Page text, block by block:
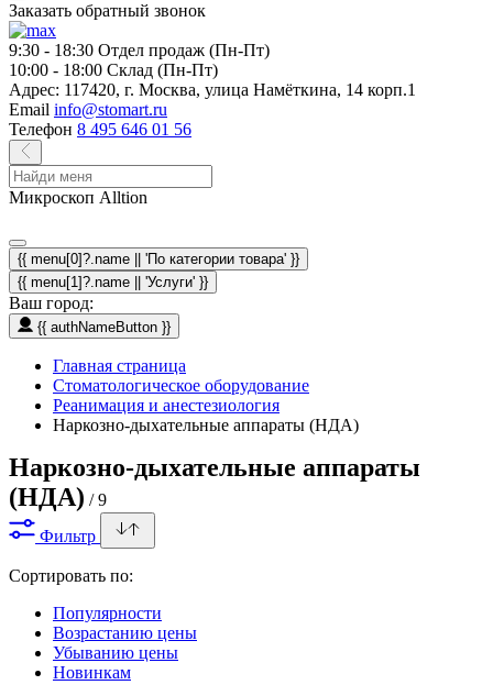
Заказать обратный звонок
9:30 - 18:30 Отдел продаж (Пн-Пт)
10:00 - 18:00 Склад (Пн-Пт)
Адрес: 117420, г. Москва, улица Намёткина, 14 корп.1
Email info@stomart.ru
Телефон 8 495 646 01 56
Микроскоп Alltion
{{ menu[0]?.name || 'По категории товара' }}
{{ menu[1]?.name || 'Услуги' }}
Ваш город:
{{ authNameButton }}
Главная страница
Стоматологическое оборудование
Реанимация и анестезиология
Наркозно-дыхательные аппараты (НДА)
Наркозно-дыхательные аппараты
(НДА) / 9
Фильтр
Сортировать по:
Популярности
Возрастанию цены
Убыванию цены
Новинкам